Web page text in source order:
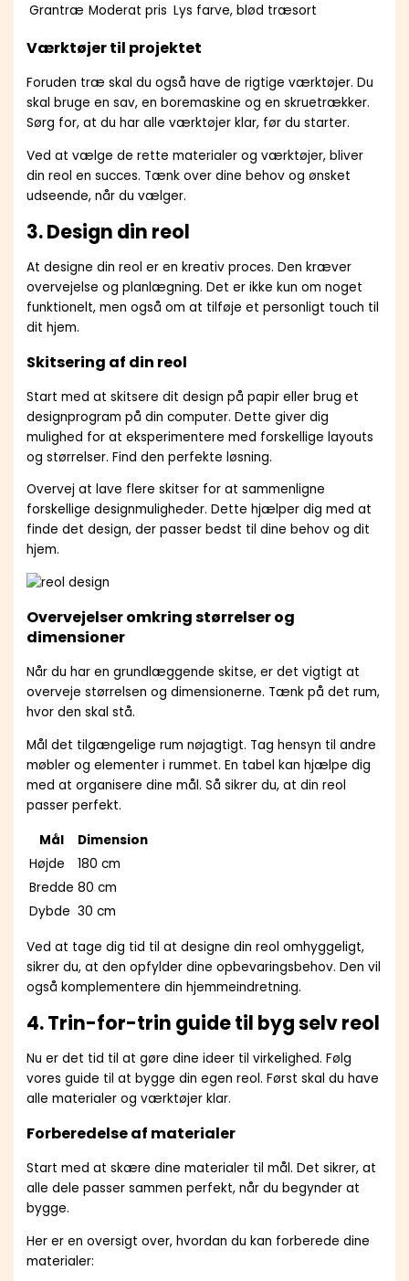
Grantræ Moderat pris Lys farve, blød træsort
Værktøjer til projektet
Foruden træ skal du også have de rigtige værktøjer. Du
skal bruge en sav, en boremaskine og en skruetrækker.
Sørg for, at du har alle værktøjer klar, før du starter.
Ved at vælge de rette materialer og værktøjer, bliver
din reol en succes. Tænk over dine behov og ønsket
udseende, når du vælger.
3. Design din reol
At designe din reol er en kreativ proces. Den kræver
overvejelse og planlægning. Det er ikke kun om noget
funktionelt, men også om at tilføje et personligt touch til
dit hjem.
Skitsering af din reol
Start med at skitsere dit design på papir eller brug et
designprogram på din computer. Dette giver dig
mulighed for at eksperimentere med forskellige layouts
og størrelser. Find den perfekte løsning.
Overvej at lave flere skitser for at sammenligne
forskellige designmuligheder. Dette hjælper dig med at
finde det design, der passer bedst til dine behov og dit
hjem.
Overvejelser omkring størrelser og
dimensioner
Når du har en grundlæggende skitse, er det vigtigt at
overveje størrelsen og dimensionerne. Tænk på det rum,
hvor den skal stå.
Mål det tilgængelige rum nøjagtigt. Tag hensyn til andre
møbler og elementer i rummet. En tabel kan hjælpe dig
med at organisere dine mål. Så sikrer du, at din reol
passer perfekt.
Mål
Dimension
Højde
180 cm
Bredde 80 cm
Dybde 30 cm
Ved at tage dig tid til at designe din reol omhyggeligt,
sikrer du, at den opfylder dine opbevaringsbehov. Den vil
også komplementere din hjemmeindretning.
4. Trin-for-trin guide til byg selv reol
Nu er det tid til at gøre dine ideer til virkelighed. Følg
vores guide til at bygge din egen reol. Først skal du have
alle materialer og værktøjer klar.
Forberedelse af materialer
Start med at skære dine materialer til mål. Det sikrer, at
alle dele passer sammen perfekt, når du begynder at
bygge.
Her er en oversigt over, hvordan du kan forberede dine
materialer: